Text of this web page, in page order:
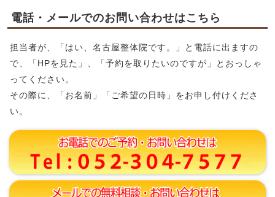
電話・メールでのお問い合わせはこちら
担当者が、「はい、名古屋整体院です。」と電話に出ますの
で、「HPを見た」、「予約を取りたいのですが」とおっしゃ
ってください。
その際に、「お名前」「ご希望の日時」をお申し付けくださ
い。